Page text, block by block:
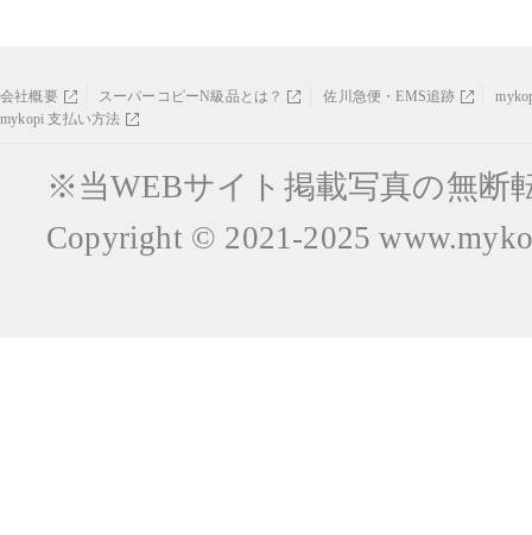
会社概要 スーパーコピーN級品とは？ 佐川急便・EMS追跡
mykopi 支払い方法
※当WEBサイト掲載写真の無断
Copyright © 2021-2025